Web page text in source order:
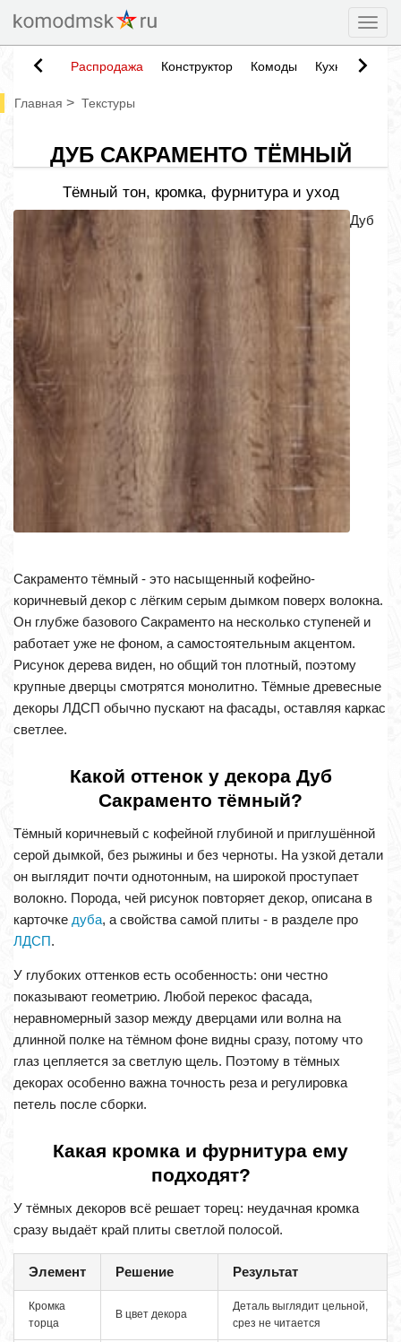
Распродажа Конструктор Комоды Кухни
Главная > Текстуры
ДУБ САКРАМЕНТО ТЁМНЫЙ
Тёмный тон, кромка, фурнитура и уход
Дуб
Сакраменто тёмный - это насыщенный кофейно-
коричневый декор с лёгким серым дымком поверх волокна.
Он глубже базового Сакраменто на несколько ступеней и
работает уже не фоном, а самостоятельным акцентом.
Рисунок дерева виден, но общий тон плотный, поэтому
крупные дверцы смотрятся монолитно. Тёмные древесные
декоры ЛДСП обычно пускают на фасады, оставляя каркас
светлее.
Какой оттенок у декора Дуб
Сакраменто тёмный?
Тёмный коричневый с кофейной глубиной и приглушённой
серой дымкой, без рыжины и без черноты. На узкой детали
он выглядит почти однотонным, на широкой проступает
волокно. Порода, чей рисунок повторяет декор, описана в
карточке дуба, а свойства самой плиты - в разделе про
ЛДСП.
У глубоких оттенков есть особенность: они честно
показывают геометрию. Любой перекос фасада,
неравномерный зазор между дверцами или волна на
длинной полке на тёмном фоне видны сразу, потому что
глаз цепляется за светлую щель. Поэтому в тёмных
декорах особенно важна точность реза и регулировка
петель после сборки.
Какая кромка и фурнитура ему
подходят?
У тёмных декоров всё решает торец: неудачная кромка
сразу выдаёт край плиты светлой полосой.
Элемент Решение Результат
Кромка
торца
В цвет декора
Деталь выглядит цельной,
срез не читается